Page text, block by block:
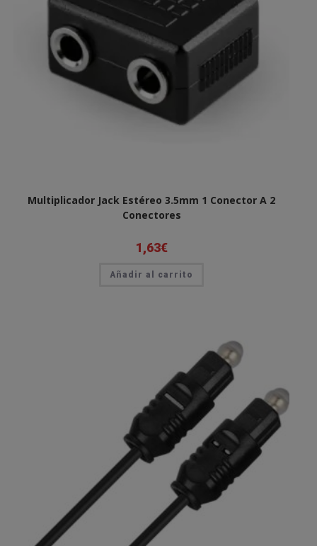
Multiplicador Jack Estéreo 3.5mm 1 Conector A 2
Conectores
1,63€
Añadir al carrito